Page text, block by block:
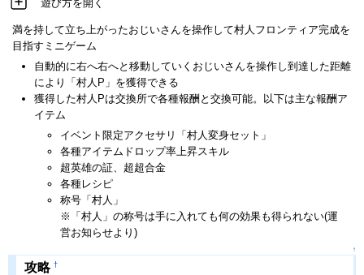
遊び方を開く
満を持して立ち上がったおじいさんを操作して村人フロンティア完成を
目指すミニゲーム
自動的に右へ右へと移動していくおじいさんを操作し到達した距離
により「村人P」を獲得できる
獲得した村人Pは交換所で各種報酬と交換可能。以下は主な報酬ア
イテム
イベント限定アクセサリ「村人変身セット」
各種アイテムドロップ率上昇スキル
超英雄の証、超超合金
各種レシピ
称号「村人」
※「村人」の称号は手に入れても何の効果も得られない(運
営お知らせより)
↑
攻略 †